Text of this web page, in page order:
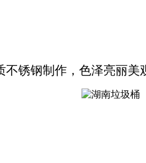
不锈钢制作，色泽亮丽